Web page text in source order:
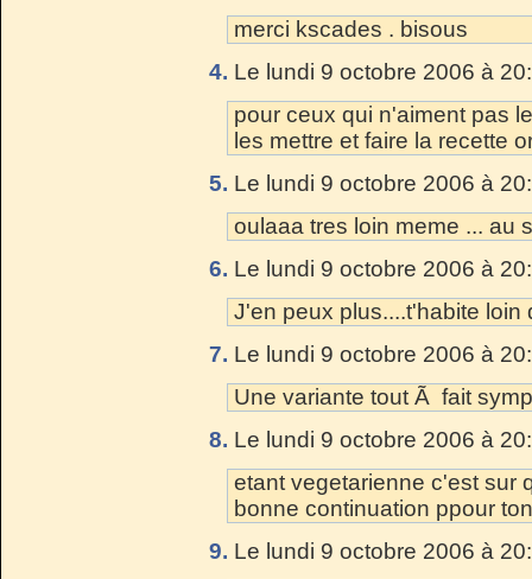
merci kscades . bisous
4. Le lundi 9 octobre 2006 à
pour ceux qui n'aiment pas
les mettre et faire la recette
5. Le lundi 9 octobre 2006 à
oulaaa tres loin meme ... au
6. Le lundi 9 octobre 2006 à
J'en peux plus....t'habite
7. Le lundi 9 octobre 2006 à
Une variante tout Ã fait
8. Le lundi 9 octobre 2006 à
etant vegetarienne c'est sur
bonne continuation ppour
9. Le lundi 9 octobre 2006 à